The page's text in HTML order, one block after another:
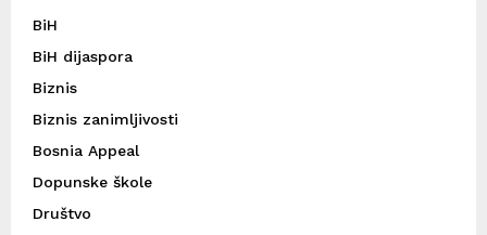
BiH
BiH dijaspora
Biznis
Biznis zanimljivosti
Bosnia Appeal
Dopunske škole
Društvo